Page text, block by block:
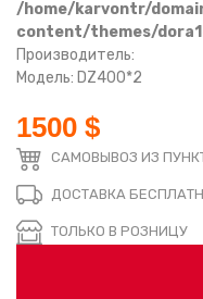
/home/karvontr/
content/themes/
Производитель:
Модель: DZ400*2
1500 $
САМОВЫВОЗ ИЗ
ДОСТАВКА
ТОЛЬКО В РОЗНИЦУ